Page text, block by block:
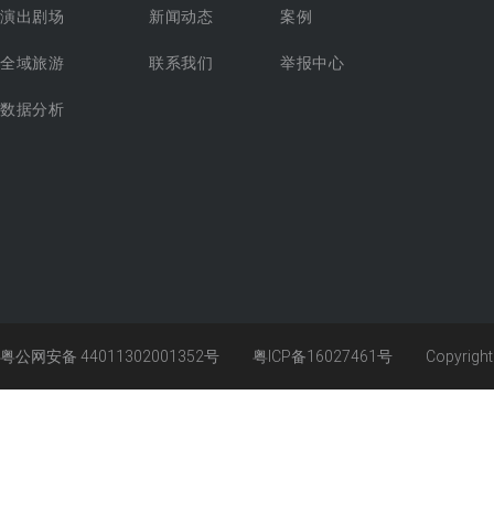
演出剧场
全域旅游
数据分析
新闻动态
联系我们
案例
举报中心
粤公网安备 44011302001352号 粤ICP备16027461号